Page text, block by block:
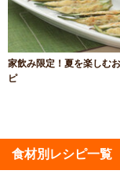
家飲み限定！夏を楽しむ
ピ
食材別レシピ一覧